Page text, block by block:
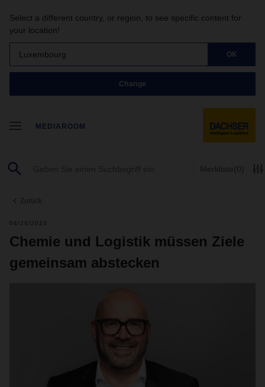
Select a different country, or region, to see specific content for
your location!
Luxembourg OK
Change
MEDIAROOM
Merkliste(0)
Zurück
04/26/2023
Chemie und Logistik müssen Ziele
gemeinsam abstecken